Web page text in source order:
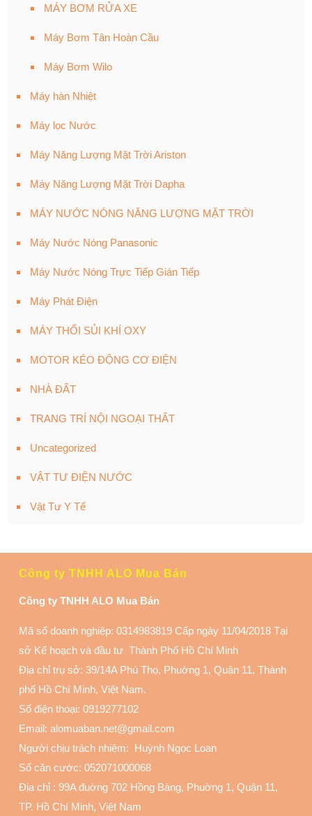
MÁY BƠM RỬA XE
Máy Bơm Tân Hoàn Cầu
Máy Bơm Wilo
Máy hàn Nhiệt
Máy lọc Nước
Máy Năng Lượng Mặt Trời Ariston
Máy Năng Lượng Mặt Trời Dapha
MÁY NƯỚC NÓNG NĂNG LƯỢNG MẶT TRỜI
Máy Nước Nóng Panasonic
Máy Nước Nóng Trực Tiếp Gián Tiếp
Máy Phát Điện
MÁY THỔI SỦI KHÍ OXY
MOTOR KÉO ĐỘNG CƠ ĐIỆN
NHÀ ĐẤT
TRANG TRÍ NỘI NGOẠI THẤT
Uncategorized
VẬT TƯ ĐIỆN NƯỚC
Vật Tư Y Tế
Công ty TNHH ALO Mua Bán
Công ty TNHH ALO Mua Bán
Mã số doanh nghiệp: 0314983819 Cấp ngày 11/04/2018 Tại
sở Kế hoạch và đầu tư Thành Phố Hồ Chí Minh
Địa chỉ trụ sở: 39/14A Phú Thọ, Phuờng 1, Quận 11, Thành
phố Hồ Chí Minh, Việt Nam.
Số điện thoại: 0919277102
Email: alomuaban.net@gmail.com
Người chịu trách nhiệm: Huỳnh Ngọc Loan
Số căn cước: 052071000068
Địa chỉ : 99A đuờng 702 Hồng Bàng, Phuờng 1, Quận 11,
TP. Hồ Chí Minh, Việt Nam